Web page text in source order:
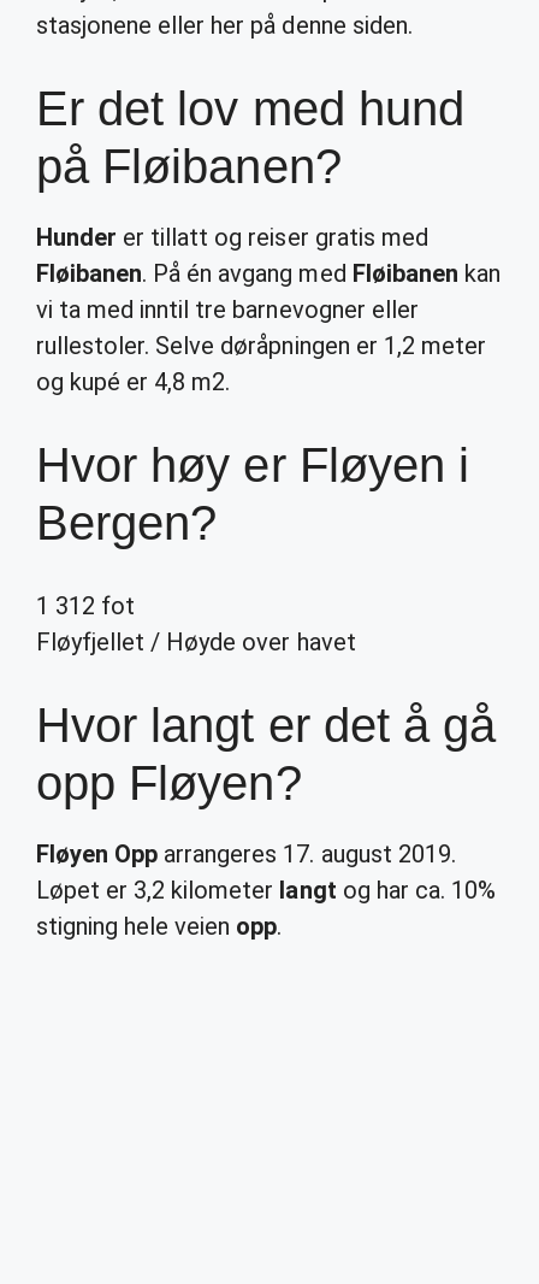
stasjonene eller her på denne siden.
Er det lov med hund
på Fløibanen?
Hunder er tillatt og reiser gratis med
Fløibanen. På én avgang med Fløibanen kan
vi ta med inntil tre barnevogner eller
rullestoler. Selve døråpningen er 1,2 meter
og kupé er 4,8 m2.
Hvor høy er Fløyen i
Bergen?
1 312 fot
Fløyfjellet / Høyde over havet
Hvor langt er det å gå
opp Fløyen?
Fløyen Opp arrangeres 17. august 2019.
Løpet er 3,2 kilometer langt og har ca. 10%
stigning hele veien opp.